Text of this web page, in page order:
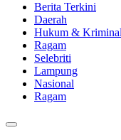
Berita Terkini
Daerah
Hukum & Kriminal
Ragam
Selebriti
Lampung
Nasional
Ragam